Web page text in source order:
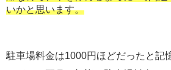
いかと思います。
駐車場料金は1000円ほどだったと記